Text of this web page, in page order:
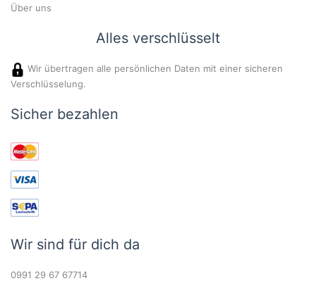
Über uns
Alles verschlüsselt
Wir übertragen alle persönlichen Daten mit einer sicheren
Verschlüsselung.
Sicher bezahlen
Wir sind für dich da
0991 29 67 67714